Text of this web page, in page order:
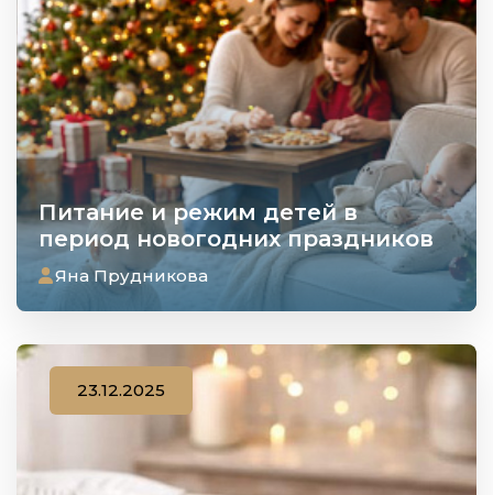
Питание и режим детей в
период новогодних праздников
Яна Прудникова
23.12.2025